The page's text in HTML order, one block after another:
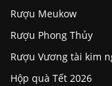
Rượu Meukow
Rượu Phong Thủy
Rượu Vương tài kim
Hộp quà Tết 2026